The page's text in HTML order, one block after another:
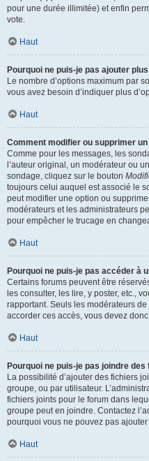
pour une durée illimitée) et enfin
vote.
Haut
Pourquoi ne puis-je pas ajouter
Le nombre d’options maximum par
vous avez besoin d’indiquer plus
Haut
Comment modifier ou supprimer
Comme pour les messages, les
l’auteur original, un modérateur ou
sondage, cliquez sur le bouton
toujours celui auquel est associé le
peut modifier une option ou
modérateurs et les administrateurs
pour empêcher le trucage en
Haut
Pourquoi ne puis-je pas accéder à
Certains forums peuvent être
les consulter, les lire, y poster, etc.,
rapportant. Seuls les modérateurs
accorder ces accès, vous devez
Haut
Pourquoi ne puis-je pas joindre
La possibilité d’ajouter des fichiers
groupe, ou par utilisateur.
fichiers joints pour le forum dans
groupe peut en joindre. Contactez
pourquoi vous ne pouvez pas
Haut